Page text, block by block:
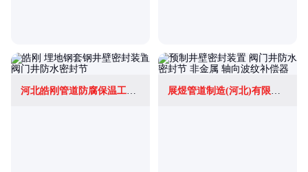
河北皓刚管道防腐保温工程有限公司 展煜管道制造(河北)有限公司